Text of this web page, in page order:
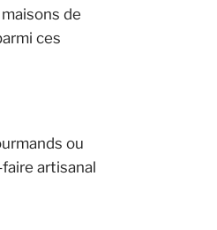
de
ces
ou
artisanal